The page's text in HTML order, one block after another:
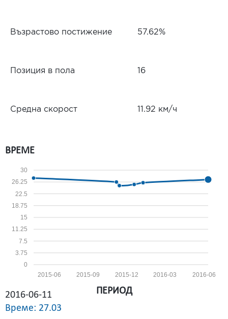
Възрастово постижение 57.62%
Позиция в пола 16
Средна скорост 11.92 км/ч
ВРЕМЕ
0
3.75
7.5
11.25
15
18.75
22.5
26.25
30
2016-06
2016-03
2015-12
2015-09
2015-06
2016-06-11
Време: 27.03
ПЕРИОД